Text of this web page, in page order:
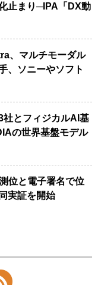
止まり─IPA「DX動
、マルチモーダル
、ソニーやソフト
社とフィジカルAI基
の世界基盤モデル
位と電子署名で位
実証を開始